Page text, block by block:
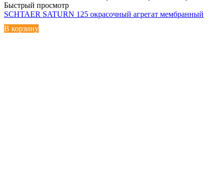
Быстрый просмотр
SCHTAER SATURN 125 окрасочный агрегат мембранный
В корзину